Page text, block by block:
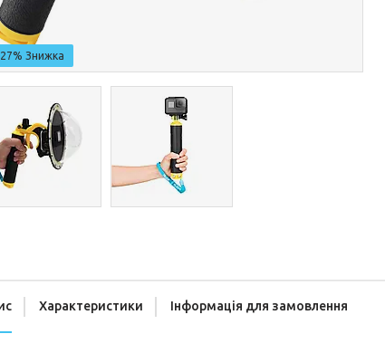
Характеристики Інформація для замовлення